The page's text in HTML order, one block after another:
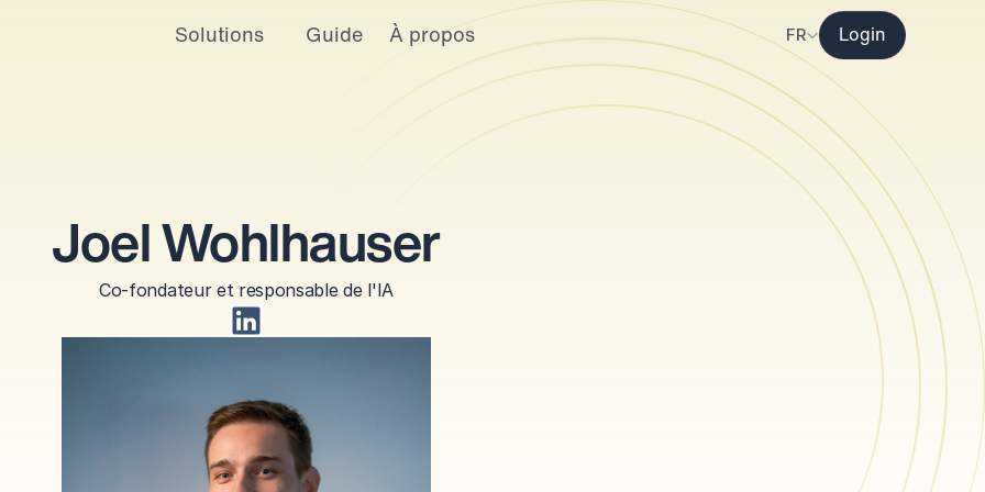
conviviale ainsi que des annonces et des offres personnalisées. Pour
Accepter
Solutions Guide À propos
Select Language
FR Login
Joel Wohlhauser
Co-fondateur et responsable de l'IA